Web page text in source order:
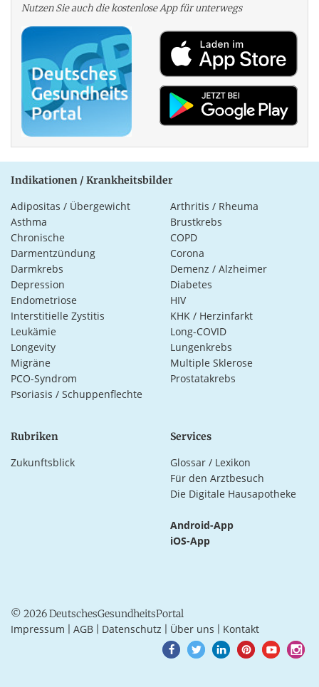
Nutzen Sie auch die kosten­lose App für unterwegs
Indikationen / Krankheitsbilder
Adipositas / Übergewicht
Arthritis / Rheuma
Asthma
Brustkrebs
Chronische
Darmentzündung
COPD
Corona
Darmkrebs
Demenz / Alzheimer
Depression
Diabetes
Endometriose
HIV
Interstitielle Zystitis
KHK / Herzinfarkt
Leukämie
Long-COVID
Longevity
Lungenkrebs
Migräne
Multiple Sklerose
PCO-Syndrom
Prostatakrebs
Psoriasis / Schuppenflechte
Rubriken
Zukunftsblick
Services
Glossar / Lexikon
Für den Arztbesuch
Die Digitale Hausapotheke
Android-App
iOS-App
© 2026 DeutschesGesundheitsPortal
Impressum AGB Datenschutz Über uns Kontakt